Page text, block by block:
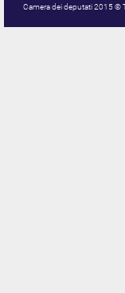
Camera dei deputati 2015 ©